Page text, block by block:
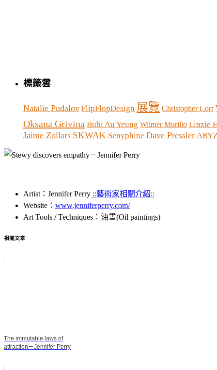
標籤雲
Natalie Pudalov FlipFlopDesign 展覽 Christopher Corr
Oksana Grivina Bubi Au Yeung Wilmer Murillo Linzie
Jaime Zollars SKWAK Senyphine Dave Pressler
Artist：Jennifer Perry ::藝術家相關介紹::
Website： www.jenniferperry.com/
Art Tools / Techniques：油畫(Oil paintings)
相關文章
The immutable laws of
attraction－Jennifer Perry